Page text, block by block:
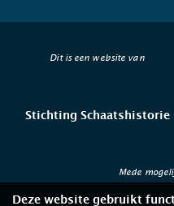
Dit is een website van
Stichting Schaatshistorie
Mede
Deze website gebruikt